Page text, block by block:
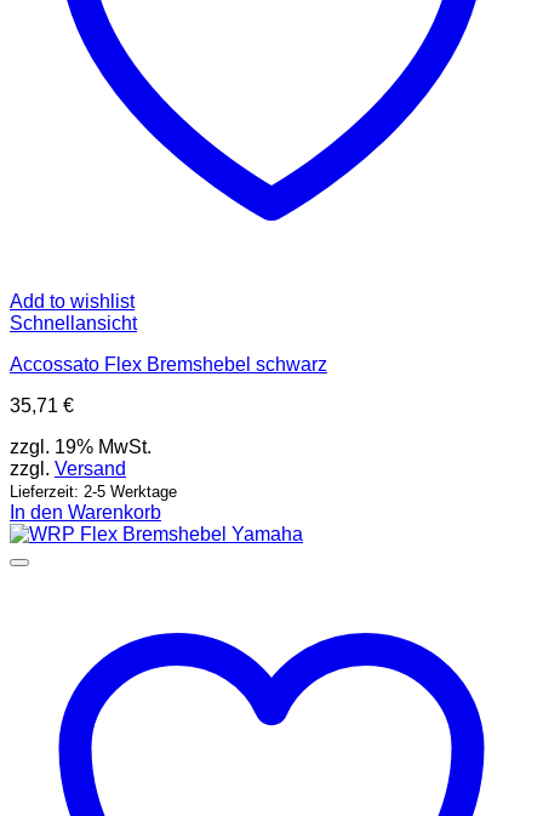
Add to wishlist
Schnellansicht
Accossato Flex Bremshebel schwarz
35,71 €
zzgl. 19% MwSt.
zzgl. Versand
Lieferzeit: 2-5 Werktage
In den Warenkorb